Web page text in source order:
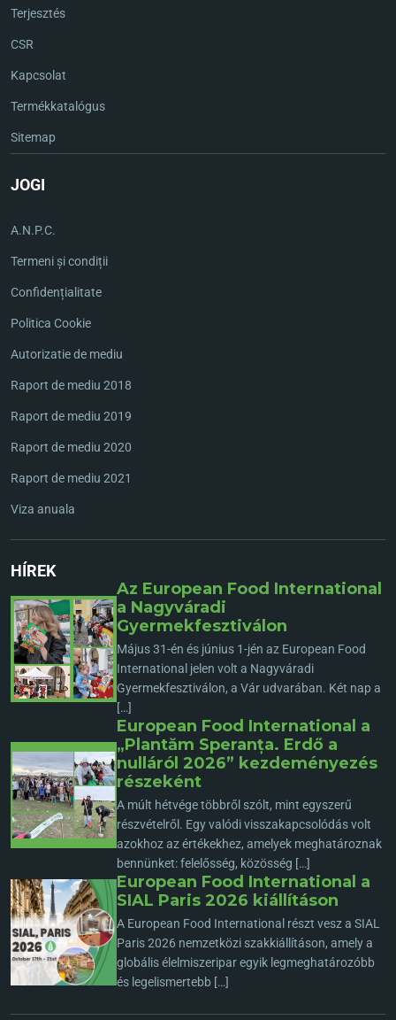
Terjesztés
CSR
Kapcsolat
Termékkatalógus
Sitemap
JOGI
A.N.P.C.
Termeni și condiții
Confidențialitate
Politica Cookie
Autorizatie de mediu
Raport de mediu 2018
Raport de mediu 2019
Raport de mediu 2020
Raport de mediu 2021
Viza anuala
HÍREK
Az European Food International
a Nagyváradi
Gyermekfesztiválon
Május 31-én és június 1-jén az European Food
International jelen volt a Nagyváradi
Gyermekfesztiválon, a Vár udvarában. Két nap a
[…]
European Food International a
„Plantăm Speranța. Erdő a
nulláról 2026” kezdeményezés
részeként
A múlt hétvége többről szólt, mint egyszerű
részvételről. Egy valódi visszakapcsolódás volt
azokhoz az értékekhez, amelyek meghatároznak
bennünket: felelősség, közösség […]
European Food International a
SIAL Paris 2026 kiállításon
A European Food International részt vesz a SIAL
Paris 2026 nemzetközi szakkiállításon, amely a
globális élelmiszeripar egyik legmeghatározóbb
és legelismertebb […]